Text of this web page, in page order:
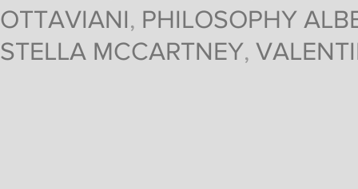
OTTAVIANI, PHILOSOPHY
STELLA MCCARTNEY,